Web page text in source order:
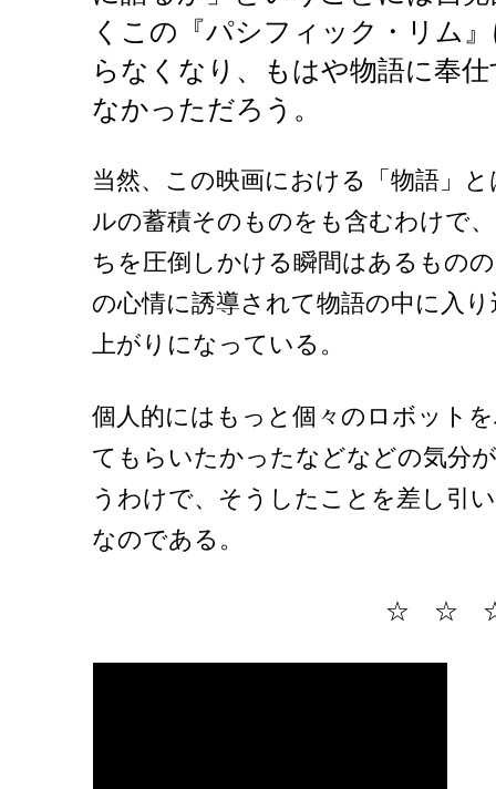
くこの『パシフィック・リム
らなくなり、もはや物語に奉
なかっただろう。
当然、この映画における「物語」
ルの蓄積そのものをも含むわけで
ちを圧倒しかける瞬間はあるもの
の心情に誘導されて物語の中に入
上がりになっている。
個人的にはもっと個々のロボット
てもらいたかったなどなどの気分
うわけで、そうしたことを差し引
なのである。
☆ ☆